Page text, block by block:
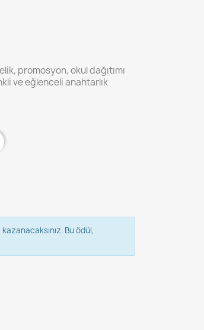
promosyon, okul dağıtımı
ve eğlenceli anahtarlık
Bu ödül,